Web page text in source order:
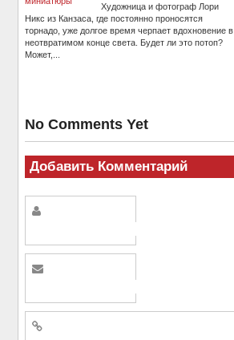
Художница и фотограф Лори
Никс из Канзаса, где постоянно проносятся
торнадо, уже долгое время черпает вдохновение в
неотвратимом конце света. Будет ли это потоп?
Может,...
No Comments Yet
Добавить Комментарий